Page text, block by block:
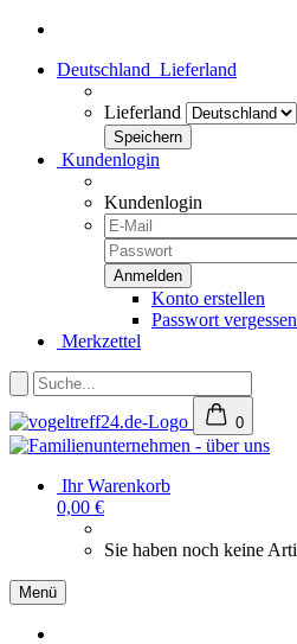
Deutschland Lieferland
Lieferland
Kundenlogin
Kundenlogin
Konto erstellen
Passwort
Merkzettel
0
Ihr Warenkorb
0,00 €
Sie haben noch keine
Menü